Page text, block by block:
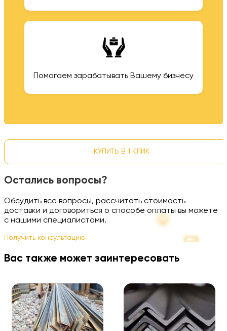
Помогаем зарабатывать Вашему бизнесу
КУПИТЬ В 1 КЛИК
Остались вопросы?
Обсудить все вопросы, рассчитать стоимость
доставки и договориться о способе оплаты вы можете
с нашими специалистами.
Получить консультацию
Вас также может заинтересовать